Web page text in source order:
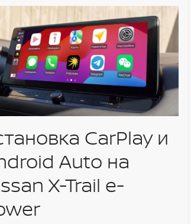
CarPlay и
Auto на
X-Trail e-